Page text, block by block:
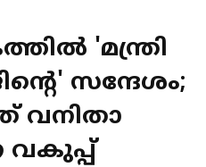
'മന്ത്രി
സന്ദേശം;
വനിതാ
വകുപ്പ്